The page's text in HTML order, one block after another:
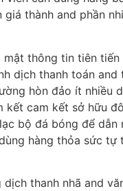
thành and phần
thông tin tiên
dịch thanh toán and
hòn đảo ít nhiều
kết cam kết sở hữu
bộ đá bóng để dẫn
hàng thỏa sức tự
thanh nhã and